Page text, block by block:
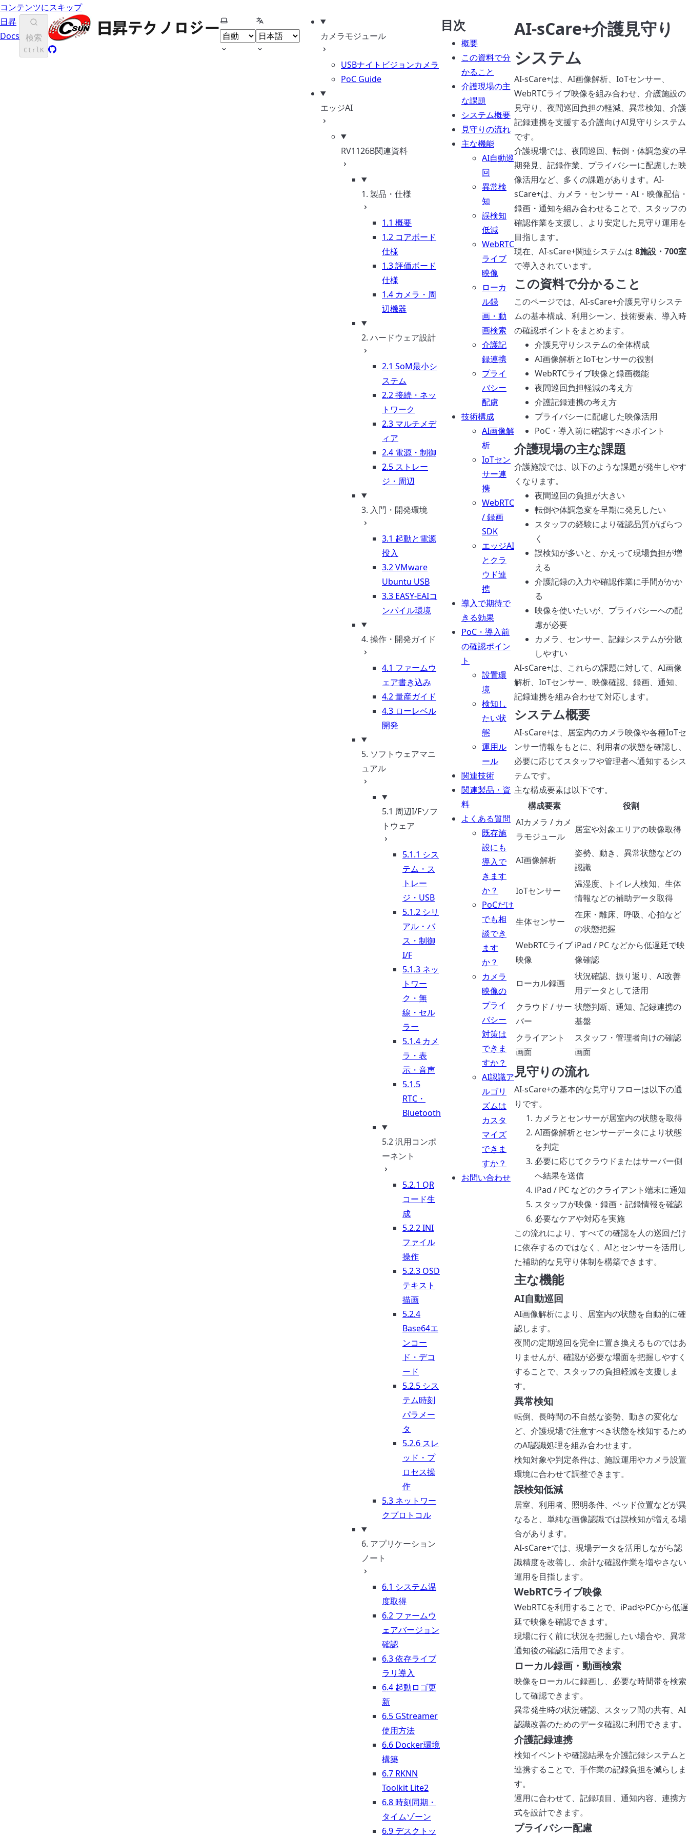
コンテンツにスキップ
日昇
Docs 検索
CtrlK GitHub
テーマの選択言語の選択
カメラモジュール
USBナイトビジョンカメラ
PoC Guide
エッジAI
RV1126B関連資料
1. 製品・仕様
1.1 概要
1.2 コアボード
仕様
1.3 評価ボード
仕様
1.4 カメラ・周
辺機器
2. ハードウェア設計
2.1 SoM最小シ
ステム
2.2 接続・ネッ
トワーク
2.3 マルチメデ
ィア
2.4 電源・制御
2.5 ストレー
ジ・周辺
3. 入門・開発環境
3.1 起動と電源
投入
3.2 VMware
Ubuntu USB
3.3 EASY-EAIコ
ンパイル環境
4. 操作・開発ガイド
4.1 ファームウ
ェア書き込み
4.2 量産ガイド
4.3 ローレベル
開発
5. ソフトウェアマニ
ュアル
5.1 周辺I/Fソフ
トウェア
5.1.1 シス
テム・ス
トレー
ジ・USB
5.1.2 シリ
アル・バ
ス・制御
I/F
5.1.3 ネッ
トワー
ク・無
線・セル
ラー
5.1.4 カメ
ラ・表
示・音声
5.1.5
RTC・
Bluetooth
5.2 汎用コンポ
ーネント
5.2.1 QR
コード生
成
5.2.2 INI
ファイル
操作
5.2.3 OSD
テキスト
描画
5.2.4
Base64エ
ンコー
ド・デコ
ード
5.2.5 シス
テム時刻
パラメー
タ
5.2.6 スレ
ッド・プ
ロセス操
作
5.3 ネットワー
クプロトコル
6. アプリケーション
ノート
6.1 システム温
度取得
6.2 ファームウ
ェアバージョン
確認
6.3 依存ライブ
ラリ導入
6.4 起動ロゴ更
新
6.5 GStreamer
使用方法
6.6 Docker環境
構築
6.7 RKNN
Toolkit Lite2
6.8 時刻同期・
タイムゾーン
6.9 デスクトッ
目次
概要
この資料で分
かること
介護現場の主
な課題
システム概要
見守りの流れ
主な機能
AI自動巡
回
異常検
知
誤検知
低減
WebRTC
ライブ
映像
ローカ
ル録
画・動
画検索
介護記
録連携
プライ
バシー
配慮
技術構成
AI画像解
析
IoTセン
サー連
携
WebRTC
/ 録画
SDK
エッジAI
とクラ
ウド連
携
導入で期待で
きる効果
PoC・導入前
の確認ポイン
ト
設置環
境
検知し
たい状
態
運用ル
ール
関連技術
関連製品・資
料
よくある質問
既存施
設にも
導入で
きます
か？
PoCだけ
でも相
談でき
ます
か？
カメラ
映像の
プライ
バシー
対策は
できま
すか？
AI認識ア
ルゴリ
ズムは
カスタ
マイズ
できま
すか？
お問い合わせ
AI-sCare+介護見守り
システム
AI-sCare+は、AI画像解析、IoTセンサー、
WebRTCライブ映像を組み合わせ、介護施設の
見守り、夜間巡回負担の軽減、異常検知、介護
記録連携を支援する介護向けAI見守りシステム
です。
介護現場では、夜間巡回、転倒・体調急変の早
期発見、記録作業、プライバシーに配慮した映
像活用など、多くの課題があります。AI-
sCare+は、カメラ・センサー・AI・映像配信・
録画・通知を組み合わせることで、スタッフの
確認作業を支援し、より安定した見守り運用を
目指します。
現在、AI-sCare+関連システムは 8施設・700室
で導入されています。
この資料で分かること
このページでは、AI-sCare+介護見守りシステ
ムの基本構成、利用シーン、技術要素、導入時
の確認ポイントをまとめます。
介護見守りシステムの全体構成
AI画像解析とIoTセンサーの役割
WebRTCライブ映像と録画機能
夜間巡回負担軽減の考え方
介護記録連携の考え方
プライバシーに配慮した映像活用
PoC・導入前に確認すべきポイント
介護現場の主な課題
介護施設では、以下のような課題が発生しやす
くなります。
夜間巡回の負担が大きい
転倒や体調急変を早期に発見したい
スタッフの経験により確認品質がばらつ
く
誤検知が多いと、かえって現場負担が増
える
介護記録の入力や確認作業に手間がかか
る
映像を使いたいが、プライバシーへの配
慮が必要
カメラ、センサー、記録システムが分散
しやすい
AI-sCare+は、これらの課題に対して、AI画像
解析、IoTセンサー、映像確認、録画、通知、
記録連携を組み合わせて対応します。
システム概要
AI-sCare+は、居室内のカメラ映像や各種IoTセ
ンサー情報をもとに、利用者の状態を確認し、
必要に応じてスタッフや管理者へ通知するシス
テムです。
主な構成要素は以下です。
構成要素
役割
AIカメラ / カメ
ラモジュール
居室や対象エリアの映像取得
AI画像解析
姿勢、動き、異常状態などの
認識
IoTセンサー
温湿度、トイレ人検知、生体
情報などの補助データ取得
生体センサー
在床・離床、呼吸、心拍など
の状態把握
WebRTCライブ
映像
iPad / PC などから低遅延で映
像確認
ローカル録画
状況確認、振り返り、AI改善
用データとして活用
クラウド / サー
バー
状態判断、通知、記録連携の
基盤
クライアント
画面
スタッフ・管理者向けの確認
画面
見守りの流れ
AI-sCare+の基本的な見守りフローは以下の通
りです。
カメラとセンサーが居室内の状態を取得
AI画像解析とセンサーデータにより状態
を判定
必要に応じてクラウドまたはサーバー側
へ結果を送信
iPad / PC などのクライアント端末に通知
スタッフが映像・録画・記録情報を確認
必要なケアや対応を実施
この流れにより、すべての確認を人の巡回だけ
に依存するのではなく、AIとセンサーを活用し
た補助的な見守り体制を構築できます。
主な機能
AI自動巡回
AI画像解析により、居室内の状態を自動的に確
認します。
夜間の定期巡回を完全に置き換えるものではあ
りませんが、確認が必要な場面を把握しやすく
することで、スタッフの負担軽減を支援しま
す。
異常検知
転倒、長時間の不自然な姿勢、動きの変化な
ど、介護現場で注意すべき状態を検知するため
のAI認識処理を組み合わせます。
検知対象や判定条件は、施設運用やカメラ設置
環境に合わせて調整できます。
誤検知低減
居室、利用者、照明条件、ベッド位置などが異
なると、単純な画像認識では誤検知が増える場
合があります。
AI-sCare+では、現場データを活用しながら認
識精度を改善し、余計な確認作業を増やさない
運用を目指します。
WebRTCライブ映像
WebRTCを利用することで、iPadやPCから低遅
延で映像を確認できます。
現場に行く前に状況を把握したい場合や、異常
通知後の確認に活用できます。
ローカル録画・動画検索
映像をローカルに録画し、必要な時間帯を検索
して確認できます。
異常発生時の状況確認、スタッフ間の共有、AI
認識改善のためのデータ確認に利用できます。
介護記録連携
検知イベントや確認結果を介護記録システムと
連携することで、手作業の記録負担を減らしま
す。
運用に合わせて、記録項目、通知内容、連携方
式を設計できます。
プライバシー配慮